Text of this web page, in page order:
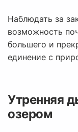
Наблюдать за
возможность
большего и
единение с
Утренняя
озером